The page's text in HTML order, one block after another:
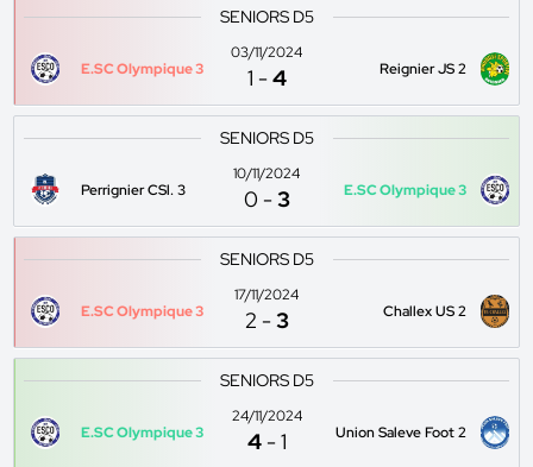
SENIORS D5
E.SC Olympique 3
03/11/2024
1 -4 Reignier JS 2
SENIORS D5
Perrignier CSl. 3
10/11/2024
0 -3 E.SC Olympique 3
SENIORS D5
E.SC Olympique 3
17/11/2024
2 -3 Challex US 2
SENIORS D5
E.SC Olympique 3
24/11/2024
4 -1 Union Saleve Foot 2